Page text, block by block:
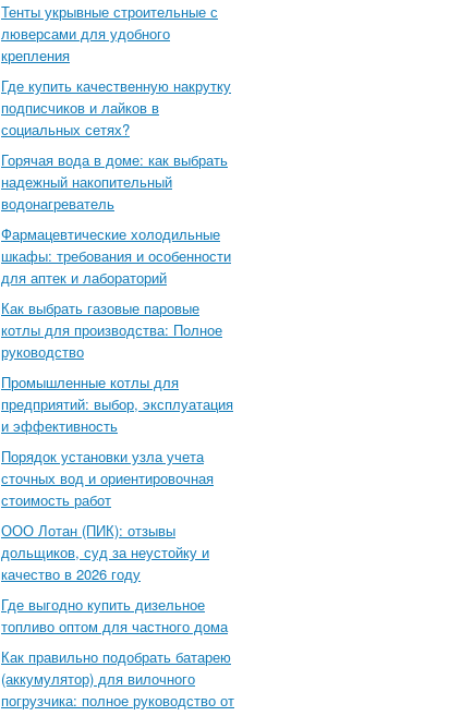
Тенты укрывные строительные с
люверсами для удобного
крепления
Где купить качественную накрутку
подписчиков и лайков в
социальных сетях?
Горячая вода в доме: как выбрать
надежный накопительный
водонагреватель
Фармацевтические холодильные
шкафы: требования и особенности
для аптек и лабораторий
Как выбрать газовые паровые
котлы для производства: Полное
руководство
Промышленные котлы для
предприятий: выбор, эксплуатация
и эффективность
Порядок установки узла учета
сточных вод и ориентировочная
стоимость работ
ООО Лотан (ПИК): отзывы
дольщиков, суд за неустойку и
качество в 2026 году
Где выгодно купить дизельное
топливо оптом для частного дома
Как правильно подобрать батарею
(аккумулятор) для вилочного
погрузчика: полное руководство от